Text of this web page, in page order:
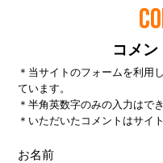
コメン
＊当サイトのフォームを利用
ています。
＊半角英数字のみの入力はで
＊いただいたコメントはサイ
お名前